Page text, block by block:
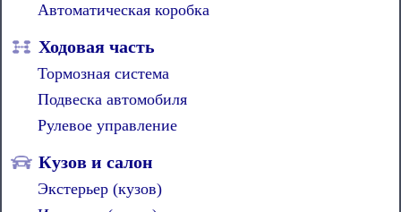
Автоматическая коробка
Ходовая часть
Тормозная система
Подвеска автомобиля
Рулевое управление
Кузов и салон
Экстерьер (кузов)